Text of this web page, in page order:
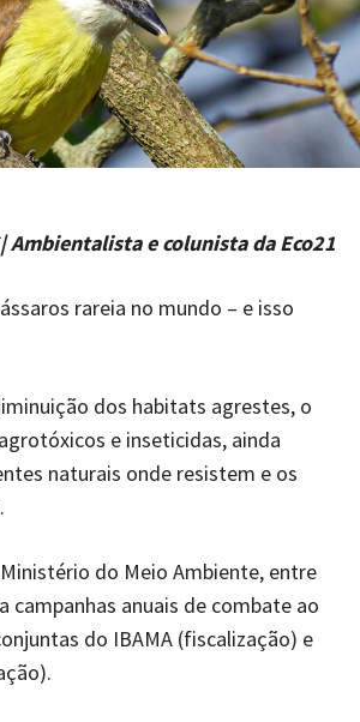
| Ambientalista e colunista da Eco21
rareia no mundo – e isso
dos habitats agrestes, o
e inseticidas, ainda
naturais onde resistem e os
do Meio Ambiente, entre
campanhas anuais de combate ao
do IBAMA (fiscalização) e